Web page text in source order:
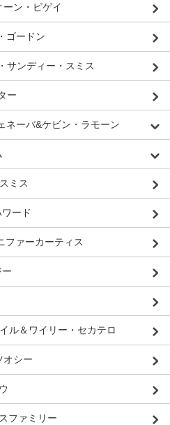
ーン・ビゲイ
ゴードン
サンディー・スミス
ー
ネーバ&ケビン・ラモーン
ミス
ード
ファーカーティス
ル＆ワイリー・セカテロ
オシー
ファミリー